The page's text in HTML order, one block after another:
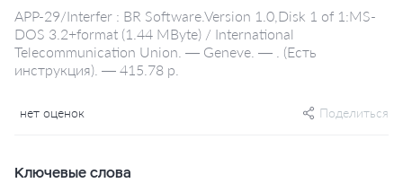
APP-29/Interfer : BR Software.Version 1.0,Disk 1 of 1:MS-
DOS 3.2+format (1.44 MByte) / International
Telecommunication Union. — Geneve. — . (Есть
инструкция). — 415.78 р.
нет оценок Поделиться
Ключевые слова